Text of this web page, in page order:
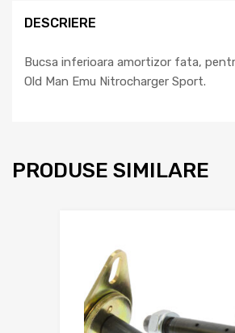
DESCRIERE
Bucsa inferioara amortizor fata,
Old Man Emu Nitrocharger Sport.
PRODUSE SIMILARE